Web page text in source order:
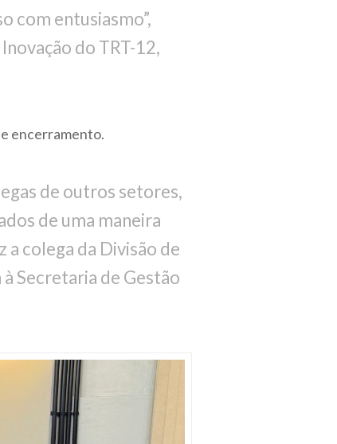
com entusiasmo”,
do TRT-12,
encerramento.
de outros setores,
de uma maneira
colega da Divisão de
Secretaria de Gestão